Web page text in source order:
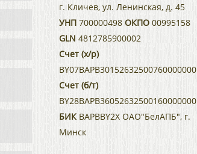
г. Кличев, ул. Ленинская, д. 45
УНП700000498 ОКПО00995158
GLN 4812785900002
Счет (х/р)
BY07BAPB30152632500760000000
Счет (б/т)
BY28BAPB36052632500160000000
БИКBAPBBY2X ОАО"БелАПБ", г.
Минск